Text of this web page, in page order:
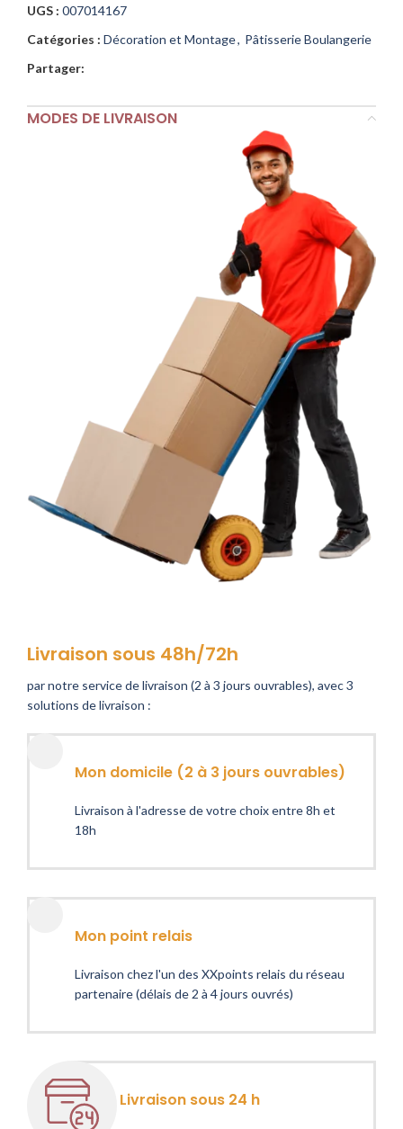
UGS : 007014167
Catégories : Décoration et Montage, Pâtisserie Boulangerie
Partager:
MODES DE LIVRAISON
Livraison sous 48h/72h
par notre service de livraison (2 à 3 jours ouvrables), avec 3
solutions de livraison :
Mon domicile (2 à 3 jours ouvrables)
Livraison à l'adresse de votre choix entre 8h et
18h
Mon point relais
Livraison chez l'un des XXpoints relais du réseau
partenaire (délais de 2 à 4 jours ouvrés)
Livraison sous 24 h